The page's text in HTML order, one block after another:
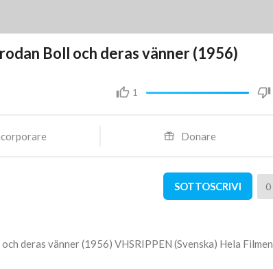
Boll och deras vänner (1956)
1
Donare
SOTTOSCRIVI 0
deras vänner (1956) VHSRIPPEN (Svenska) Hela Filmen